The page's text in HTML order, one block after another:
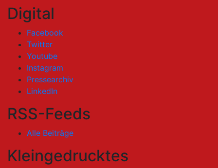
Digital
Facebook
Twitter
Youtube
Instagram
Pressearchiv
LinkedIn
RSS-Feeds
Alle Beiträge
Kleingedrucktes